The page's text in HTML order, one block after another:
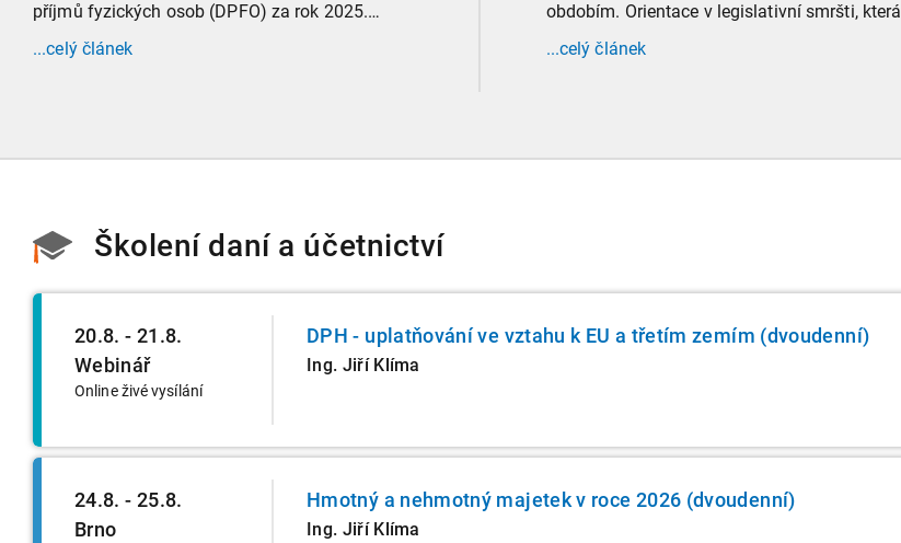
příjmů fyzických osob (DPFO) za rok 2025.
Zaměříme se detailně na to, kde leží hranice
povinnosti přiznání podat, jaké jsou nejčastější
...celý článek
obdobím. Orientace v legislativní smršti, která
tradičně doprovází přelom roku, vyžaduje
nastudovat všechny novely a doprovodné
...celý článek
Školení daní a účetnictví
20.8. - 21.8.
Webinář
Online živé vysílání
DPH - uplatňování ve vztahu k EU a třetím zemím (dvoudenní)
Ing. Jiří Klíma
24.8. - 25.8.
Brno
Hmotný a nehmotný majetek v roce 2026 (dvoudenní)
Ing. Jiří Klíma